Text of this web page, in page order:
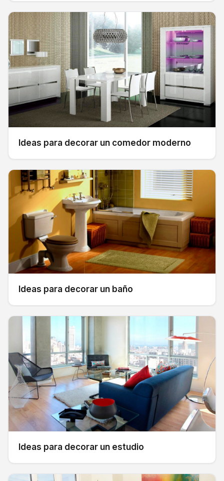
Ideas para decorar un comedor moderno
Ideas para decorar un baño
Ideas para decorar un estudio